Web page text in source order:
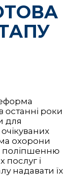
останні роки
для
охорони
поліпшенню
і
надавати їх